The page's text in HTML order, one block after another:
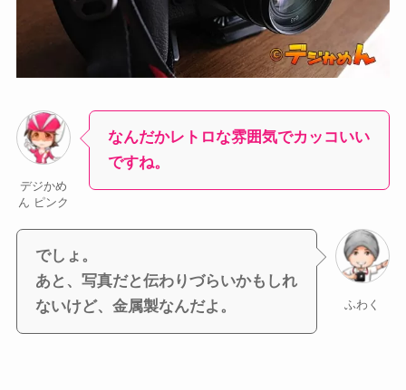
デジかめ
ん ピンク
なんだかレトロな雰囲気でカッコいい
ですね。
でしょ。
あと、写真だと伝わりづらいかもしれ
ないけど、金属製なんだよ。
ふわく